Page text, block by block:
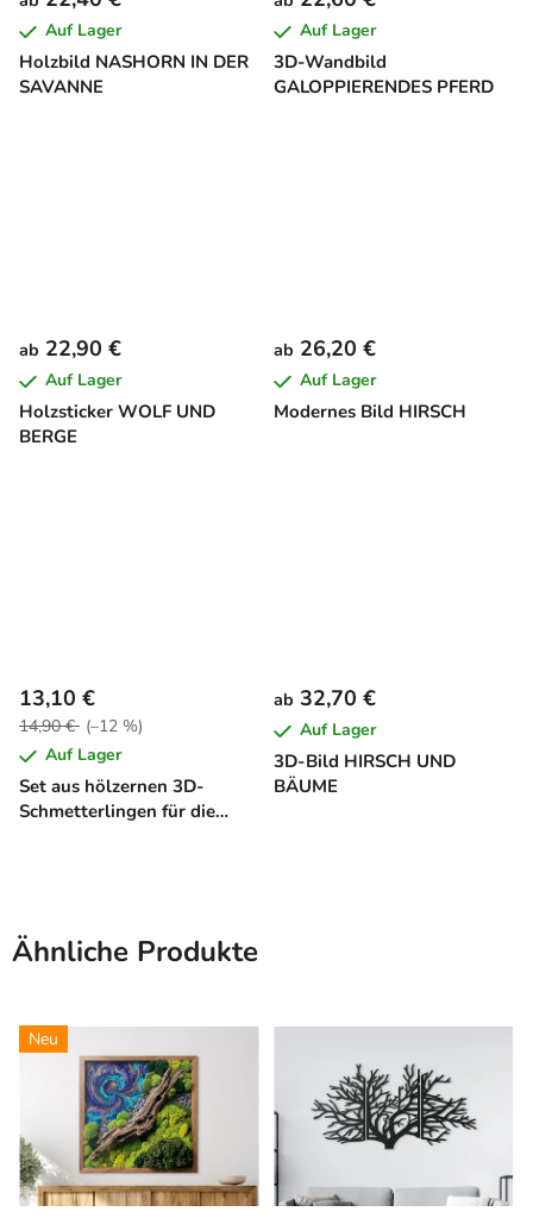
Holzbild NASHORN IN DER
SAVANNE
Auf Lager
3D-Wandbild
GALOPPIERENDES PFERD
Auf Lager
Holzsticker WOLF UND
BERGE
ab 22,90 €
Auf Lager
Modernes Bild HIRSCH
ab 26,20 €
Auf Lager
Set aus hölzernen 3D-
Schmetterlingen für die
13,10 €
14,90 € (–12 %)
Auf Lager
3D-Bild HIRSCH UND
BÄUME
ab 32,70 €
Auf Lager
Ähnliche Produkte
Neu